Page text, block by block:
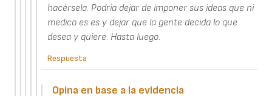
hacérsela. Podria dejar de imponer sus ideas que ni
medico es es y dejar que la gente decida lo que
desea y quiere. Hasta luego.
Respuesta
Opina en base a la evidencia